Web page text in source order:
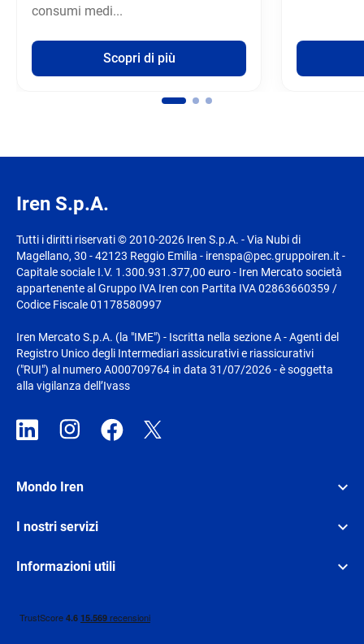
consumi medi...
Scopri di più
Iren S.p.A.
Tutti i diritti riservati © 2010-2026 Iren S.p.A. - Via Nubi di
Magellano, 30 - 42123 Reggio Emilia - irenspa@pec.gruppoiren.it -
Capitale sociale I.V. 1.300.931.377,00 euro - Iren Mercato società
appartenente al Gruppo IVA Iren con Partita IVA 02863660359 /
Codice Fiscale 01178580997
Iren Mercato S.p.A. (la "IME") - Iscritta nella sezione A - Agenti del
Registro Unico degli Intermediari assicurativi e riassicurativi
("RUI") al numero A000709764 in data 31/07/2026 - è soggetta
alla vigilanza dell’Ivass
Mondo Iren
I nostri servizi
Informazioni utili